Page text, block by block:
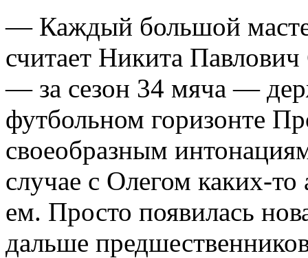
— Каждый большой
считает Никита
— за сезон 34 мяча —
футбольном горизонте
своеобразным
случае с Олегом каких-
ем. Просто появилась
дальше